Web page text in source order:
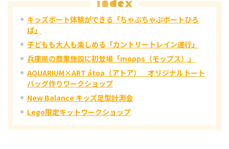
キッズボート体験ができる「ちゃぷちゃぷボートひろ
ば」
子どもも大人も楽しめる「カントリートレイン運行」
兵庫県の商業施設に初登場「mopps（モップス）」
AQUARIUM×ART átoa（アトア） オリジナルトート
バッグ作りワークショップ
New Balance キッズ足型計測会
Lego限定キットワークショップ